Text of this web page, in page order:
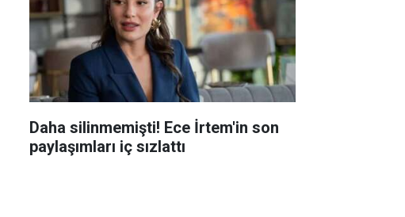
Daha silinmemişti! Ece İrtem'in son
paylaşımları iç sızlattı